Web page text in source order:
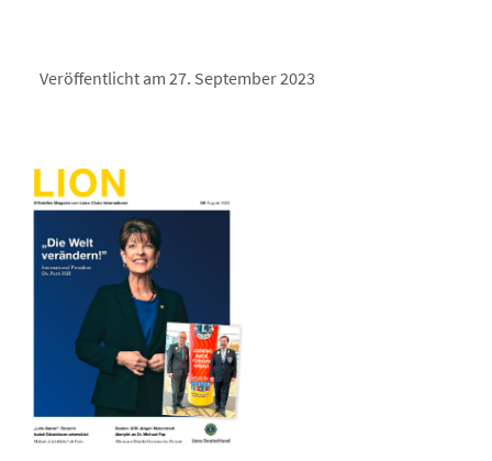
Veröffentlicht am 27. September 2023